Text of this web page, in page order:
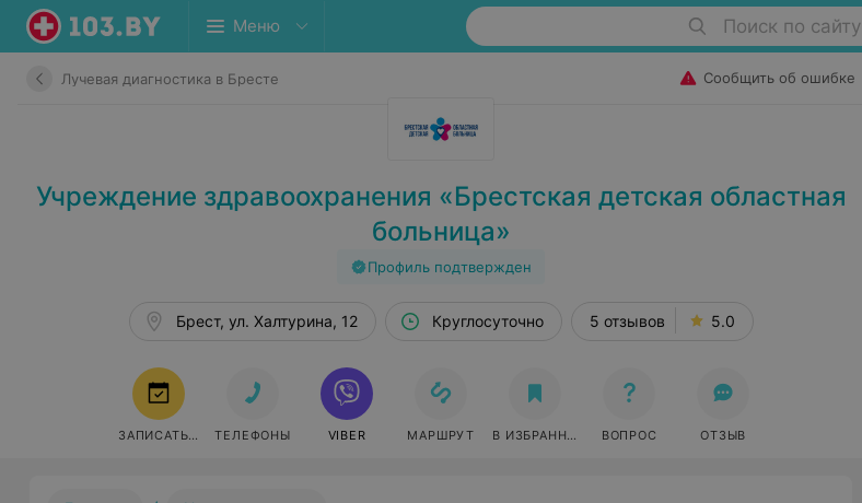
Меню Поиск по сайту
Лучевая диагностика в Бресте Сообщить об ошибке
Учреждение здравоохранения «Брестская детская областная
больница»
Профиль подтвержден
Брест, ул. Халтурина, 12 Круглосуточно 5 отзывов 5.0
ЗАПИСАТЬСЯ ТЕЛЕФОНЫ VIBER МАРШРУТ В ИЗБРАННОЕ ВОПРОС ОТЗЫВ